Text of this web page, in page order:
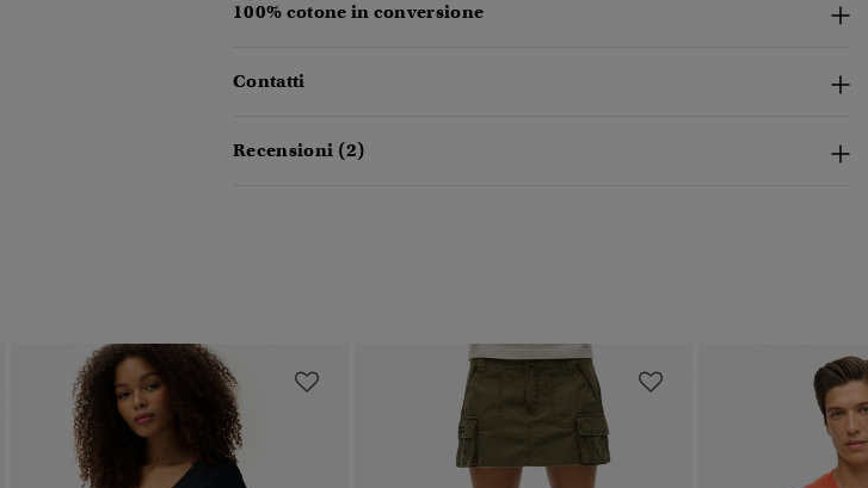
100% cotone in conversione
Contatti
Recensioni (2)